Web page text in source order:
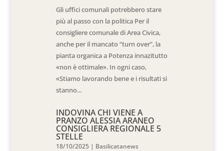
Gli uffici comunali potrebbero stare
più al passo con la politica Per il
consigliere comunale di Area Civica,
anche per il mancato “turn over”, la
pianta organica a Potenza innazitutto
«non è ottimale». In ogni caso,
«Stiamo lavorando bene e i risultati si
stanno...
INDOVINA CHI VIENE A
PRANZO ALESSIA ARANEO
CONSIGLIERA REGIONALE 5
STELLE
18/10/2025 | Basilicatanews